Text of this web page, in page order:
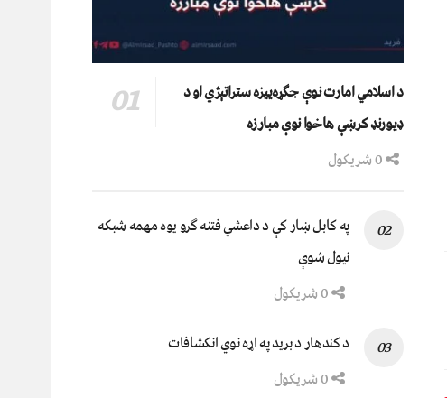
د اسلامي امارت نوې جګړه‌ییزه ستراتېژي او د
ډیورنډ کرښې هاخوا نوې مبارزه
په کابل ښار کې د داعشي فتنه ګرو يوه مهمه شبکه
نيول شوې
د کندهار د برید په اړه نوي انکشافات